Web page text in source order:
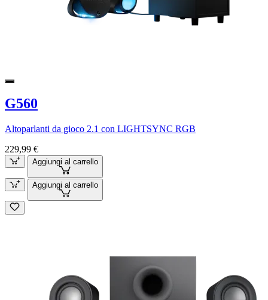
G560
Altoparlanti da gioco 2.1 con LIGHTSYNC RGB
229,99 €
Aggiungi al carrello
Aggiungi al carrello